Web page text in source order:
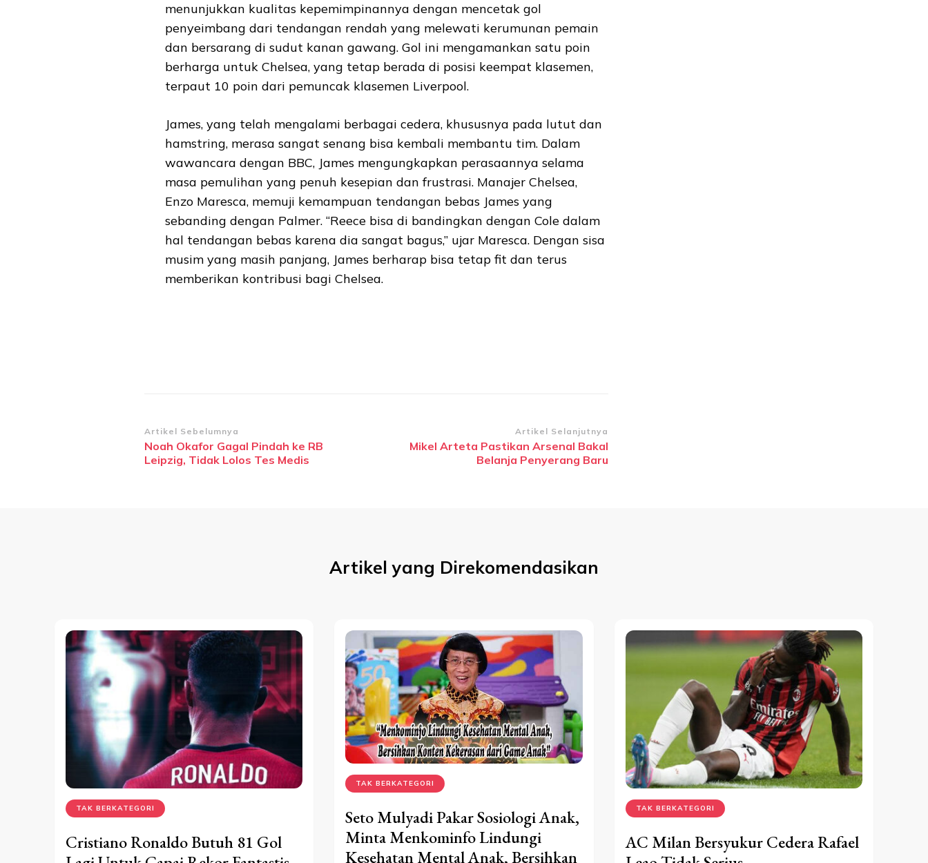
menunjukkan kualitas kepemimpinannya dengan mencetak gol
penyeimbang dari tendangan rendah yang melewati kerumunan pemain
dan bersarang di sudut kanan gawang. Gol ini mengamankan satu poin
berharga untuk Chelsea, yang tetap berada di posisi keempat klasemen,
terpaut 10 poin dari pemuncak klasemen Liverpool.
James, yang telah mengalami berbagai cedera, khususnya pada lutut dan
hamstring, merasa sangat senang bisa kembali membantu tim. Dalam
wawancara dengan BBC, James mengungkapkan perasaannya selama
masa pemulihan yang penuh kesepian dan frustrasi. Manajer Chelsea,
Enzo Maresca, memuji kemampuan tendangan bebas James yang
sebanding dengan Palmer. “Reece bisa di bandingkan dengan Cole dalam
hal tendangan bebas karena dia sangat bagus,” ujar Maresca. Dengan sisa
musim yang masih panjang, James berharap bisa tetap fit dan terus
memberikan kontribusi bagi Chelsea.
Navigasi
Artikel
Artikel Sebelumnya
Noah Okafor Gagal Pindah ke RB
Leipzig, Tidak Lolos Tes Medis
Artikel Selanjutnya
Mikel Arteta Pastikan Arsenal Bakal
Belanja Penyerang Baru
Artikel yang Direkomendasikan
TAK BERKATEGORI
Cristiano Ronaldo Butuh 81 Gol
TAK BERKATEGORI
Seto Mulyadi Pakar Sosiologi Anak,
Minta Menkominfo Lindungi
Kesehatan Mental Anak, Bersihkan
TAK BERKATEGORI
AC Milan Bersyukur Cedera Rafael